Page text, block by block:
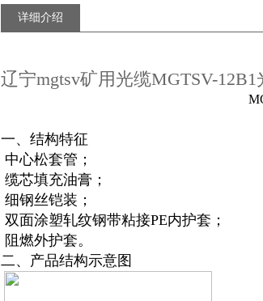
详细介绍
辽宁mgtsv矿用光缆MGTSV-
一、结构特征
中心松套管；
缆芯填充油膏；
细钢丝铠装；
双面涂塑轧纹钢带粘接PE内护套；
阻燃外护套。
二、产品结构示意图